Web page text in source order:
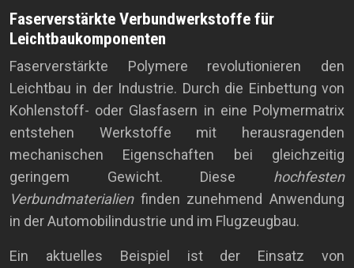
Faserverstärkte Verbundwerkstoffe für
Leichtbaukomponenten
Faserverstärkte Polymere revolutionieren den
Leichtbau in der Industrie. Durch die Einbettung von
Kohlenstoff- oder Glasfasern in eine Polymermatrix
entstehen Werkstoffe mit herausragenden
mechanischen Eigenschaften bei gleichzeitig
geringem Gewicht. Diese hochfesten
Verbundmaterialienfinden zunehmend Anwendung
in der Automobilindustrie und im Flugzeugbau.
Ein aktuelles Beispiel ist der Einsatz von